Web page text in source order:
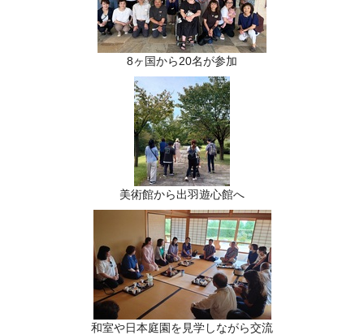
8ヶ国から20名が参加
美術館から出羽遊心館へ
和室や日本庭園を見学しながら交流